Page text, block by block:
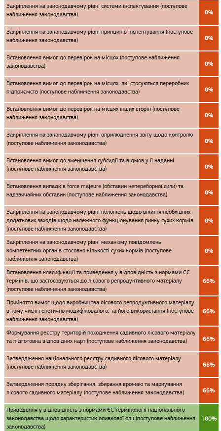
Закріплення на законодавчому рівні системи інспектування (поступове
наближення законодавства)
0%
Закріплення на законодавчому рівні принципів інспектування (поступове
наближення законодавства)
0%
Встановлення вимог до перевірок на місцях (поступове наближення
законодавства)
0%
Встановлення вимог до перевірок на місцях, які стосуються переробних
підприємств (поступове наближення законодавства)
0%
Встановлення вимог до перевірок на місцях інших сторін (поступове
наближення законодавства)
0%
Закріплення на законодавчому рівні оприлюднення звіту щодо контролю
(поступове наближення законодавства)
0%
Встановлення вимог до зменшення субсидії та відмов у її наданні
(поступове наближення законодавства)
0%
Встановлення випадків force majeure (обставин непереборної сили) та
надзвичайних обставин (поступове наближення законодавства)
0%
Закріплення на законодавчому рівні положень щодо вжиття необхідних
додаткових заходів щодо належного функціонування ринку сухих кормів
(поступове наближення законодавства)
0%
Закріплення на законодавчому рівні механізму повідомлень
компетентних органів стосовно кількості сухих кормів (поступове
наближення законодавства)
0%
Встановлення класифікації та приведення у відповідність з нормами ЄС
термінів, що застосовуються до лісового репродуктивного матеріалу
(поступове наближення законодавства)
66%
Прийняття вимог щодо виробництва лісового репродуктивного матеріалу,
в тому числі генетично модифікованого, та його використання (поступове
наближення законодавства)
66%
Формування реєстру територій походження садивного лісового матеріалу
та підготовка відповідних карт (поступове наближення законодавства)
66%
Затвердження національного реєстру садивного лісового матеріалу
(поступове наближення законодавства)
66%
Затвердження порядку зберігання, збирання врожаю та маркування
лісового садивного матеріалу (поступове наближення законодавства)
66%
Приведення у відповідність з нормами ЄС термінології національного
законодавства щодо характеристик оливкової олії (поступове наближення
законодавства)
100%